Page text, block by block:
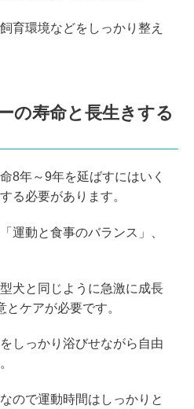
育環境などをしっかり整え
の寿命と長生きする
8年～9年を延ばすにはいく
る必要があります。
運動と食事のバランス」、
犬と同じように急激に成長
ケアが必要です。
しっかり浴びせながら自由
ので運動時間はしっかりと